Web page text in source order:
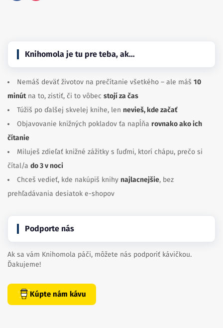
Knihomola je tu pre teba, ak…
Nemáš deväť životov na prečítanie všetkého – ale máš 10
minútna to, zistiť, či to vôbec stojí za čas
Túžiš po ďalšej skvelej knihe, len nevieš, kde začať
Objavovanie knižných pokladov ťa napĺňa rovnako ako ich
čítanie
Miluješ zdieľať knižné zážitky s ľuďmi, ktorí chápu, prečo si
čítal/a do 3 v noci
Chceš vedieť, kde nakúpiš knihy najlacnejšie, bez
prehľadávania desiatok e-shopov
Podporte nás
Ak sa vám Knihomola páči, môžete nás podporiť kávičkou.
Ďakujeme!
Kúpte nám kávu